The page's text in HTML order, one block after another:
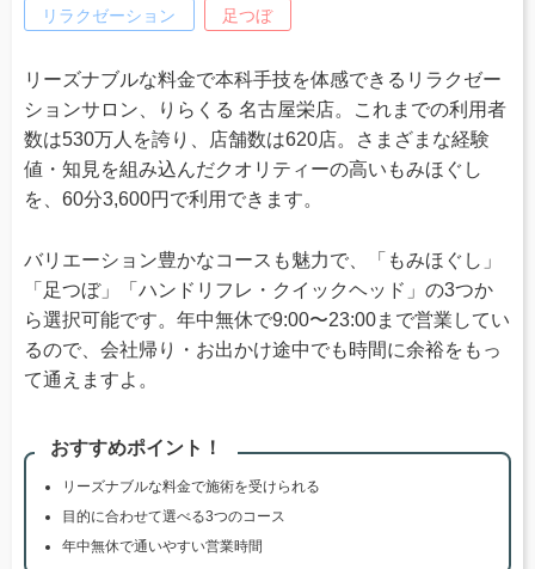
リラクゼーション 足つぼ
リーズナブルな料金で本科手技を体感できるリラクゼー
ションサロン、りらくる 名古屋栄店。これまでの利用者
数は530万人を誇り、店舗数は620店。さまざまな経験
値・知見を組み込んだクオリティーの高いもみほぐし
を、60分3,600円で利用できます。
バリエーション豊かなコースも魅力で、「もみほぐし」
「足つぼ」「ハンドリフレ・クイックヘッド」の3つか
ら選択可能です。年中無休で9:00〜23:00まで営業してい
るので、会社帰り・お出かけ途中でも時間に余裕をもっ
て通えますよ。
おすすめポイント！
リーズナブルな料金で施術を受けられる
目的に合わせて選べる3つのコース
年中無休で通いやすい営業時間